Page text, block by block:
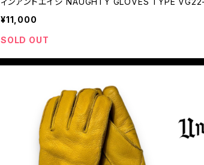
¥11,000
SOLD OUT